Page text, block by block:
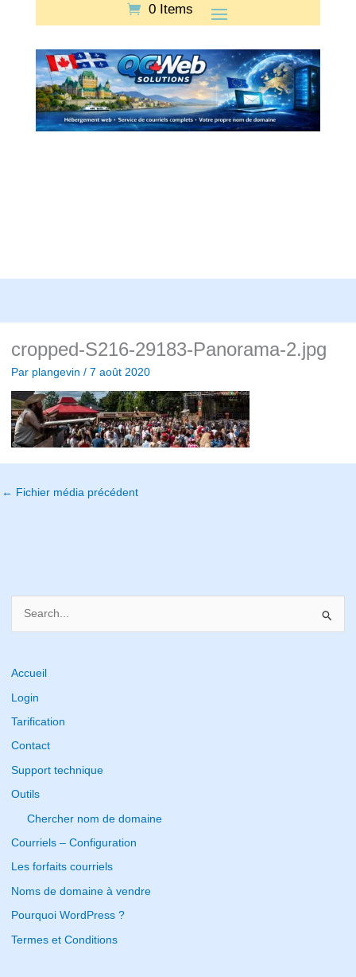
0 Items
cropped-S216-29183-Panorama-2.jpg
Par plangevin / 7 août 2020
← Fichier média précédent
r
c
r
:
Accueil
Login
Tarification
Contact
Support technique
Outils
Chercher nom de domaine
Courriels – Configuration
Les forfaits courriels
Noms de domaine à vendre
Pourquoi WordPress ?
Termes et Conditions